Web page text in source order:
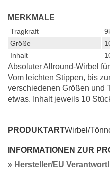
MERKMALE
Tragkraft
Größe
Inhalt
Absoluter Allround-Wirbel
Vom leichten Stippen, bis
verschiedenen Größen und
etwas. Inhalt jeweils 10
PRODUKTARTWirbel/
INFORMATIONEN ZUR
» Hersteller/EU